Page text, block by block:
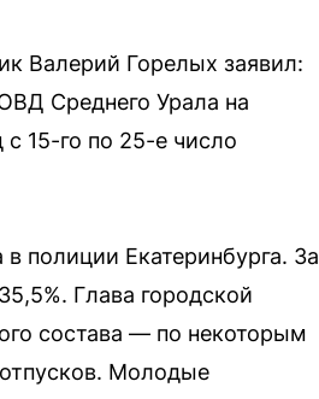
Валерий Горелых заявил:
Среднего Урала на
15-го по 25-е число
полиции Екатеринбурга. За
Глава городской
состава — по некоторым
Молодые